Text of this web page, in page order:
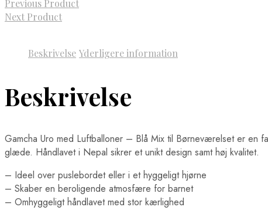
Previous Product
Next Product
Beskrivelse Yderligere information
Beskrivelse
Gamcha Uro med Luftballoner – Blå Mix til Børneværelset er en
glæde. Håndlavet i Nepal sikrer et unikt design samt høj kvalitet.
– Ideel over puslebordet eller i et hyggeligt hjørne
– Skaber en beroligende atmosfære for barnet
– Omhyggeligt håndlavet med stor kærlighed